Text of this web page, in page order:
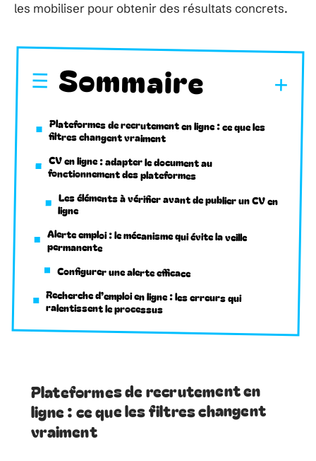
les mobiliser pour obtenir des résultats concrets.
Sommaire
Plateformes de recrutement en ligne : ce que les
filtres changent vraiment
CV en ligne : adapter le document au
fonctionnement des plateformes
Les éléments à vérifier avant de publier un CV en
ligne
Alerte emploi : le mécanisme qui évite la veille
permanente
Configurer une alerte efficace
Recherche d’emploi en ligne : les erreurs qui
ralentissent le processus
Plateformes de recrutement en
ligne : ce que les filtres changent
vraiment